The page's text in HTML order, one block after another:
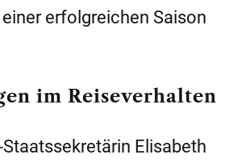
erfolgreichen Saison
im Reiseverhalten
Elisabeth